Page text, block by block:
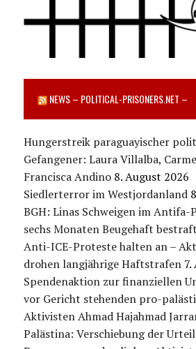
NEWS – POLITICAL-PRISONERS.NET –
Hungerstreik paraguayischer
Gefangener: Laura Villalba,
Francisca Andino 8. August 2026
Siedlerterror im Westjordanland
BGH: Linas Schweigen im Antifa-
sechs Monaten Beugehaft
Anti-ICE-Proteste halten an –
drohen langjährige Haftstrafen
Spendenaktion zur finanziellen
vor Gericht stehenden pro-
Aktivisten Ahmad Hajahmad
Palästina: Verschiebung der